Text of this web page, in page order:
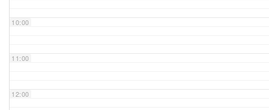
10:00
11:00
12:00